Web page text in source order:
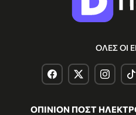
ΟΛΕΣ ΟΙ
ΟΠΙΝΙΟΝ ΠΟΣΤ